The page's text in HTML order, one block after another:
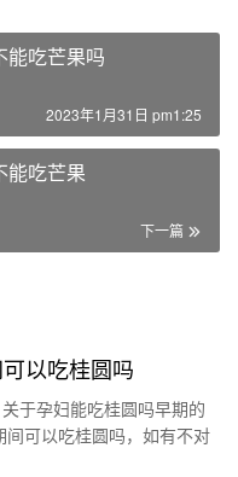
能吃芒果吗
2023年1月31日 pm1:25
能吃芒果
下一篇
以吃桂圆吗
于孕妇能吃桂圆吗早期的
可以吃桂圆吗，如有不对